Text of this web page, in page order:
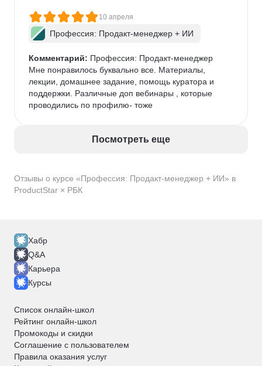
Отзывы о курсе «Профессия: Продакт-менеджер + ИИ» в
ProductStar × РБК
Для кого курс:
Подойдёт руководителям продуктовых и кросс-
функциональных команд, менеджерам среднего
постановке целей и улучшить процессы.
Полезен тем, кто уже имеет минимум практики в
продукте и хочет получить рабочие шаблоны и
инструменты для масштабирования команды.
10 апреля
Профессия: Продакт-менеджер + ИИ
Комментарий: Профессия: Продакт-менеджер
Мне понравилось буквально все. Материалы,
лекции, домашнее задание, помощь куратора и
поддержки. Различные доп вебинары , которые
проводились по профилю- тоже
Посмотреть еще
Хабр
Q&A
Карьера
Курсы
Список онлайн-школ
Рейтинг онлайн-школ
Промокоды и скидки
Соглашение с пользователем
Правила оказания услуг